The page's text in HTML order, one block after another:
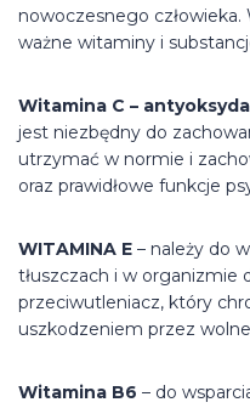
nowoczesnego człowieka.
ważne witaminy i
Witamina C –
jest niezbędny do
utrzymać w normie i
oraz prawidłowe funkcje
WITAMINA E – należy do
tłuszczach i w organizmie
przeciwutleniacz, który
uszkodzeniem przez
Witamina B6 – do